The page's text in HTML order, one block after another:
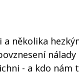
a několika
nálady
- a kdo nám